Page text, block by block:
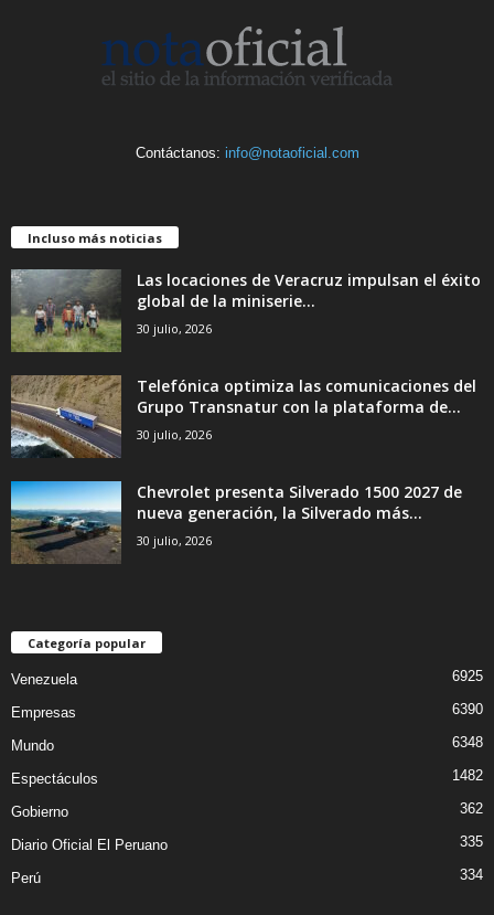
Contáctanos: info@notaoficial.com
Incluso más noticias
Las locaciones de Veracruz impulsan el éxito
global de la miniserie...
30 julio, 2026
Telefónica optimiza las comunicaciones del
Grupo Transnatur con la plataforma de...
30 julio, 2026
Chevrolet presenta Silverado 1500 2027 de
nueva generación, la Silverado más...
30 julio, 2026
Categoría popular
Venezuela 6925
Empresas 6390
Mundo 6348
Espectáculos 1482
Gobierno 362
Diario Oficial El Peruano 335
Perú 334